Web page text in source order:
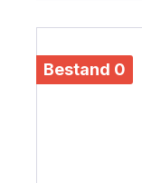
Bestand 0